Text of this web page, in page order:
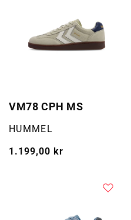
VM78 CPH MS
Selger:
HUMMEL
Vanlig
1.199,00 kr